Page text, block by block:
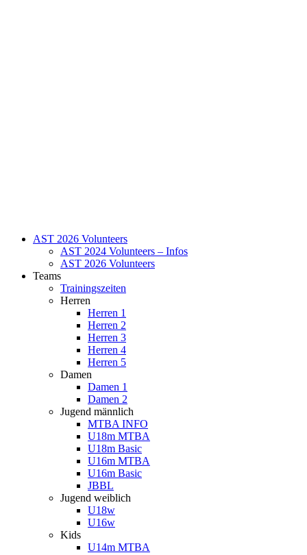
AST 2026 Volunteers
AST 2024 Volunteers – Infos
AST 2026 Volunteers
Teams
Trainingszeiten
Herren
Herren 1
Herren 2
Herren 3
Herren 4
Herren 5
Damen
Damen 1
Damen 2
Jugend männlich
MTBA INFO
U18m MTBA
U18m Basic
U16m MTBA
U16m Basic
JBBL
Jugend weiblich
U18w
U16w
Kids
U14m MTBA